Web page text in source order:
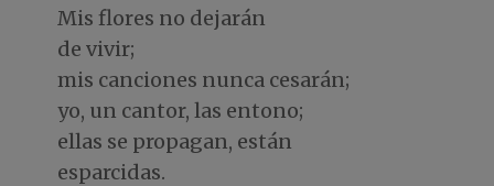
Mis flores no dejarán
de vivir;
mis canciones nunca cesarán;
yo, un cantor, las entono;
ellas se propagan, están
esparcidas.